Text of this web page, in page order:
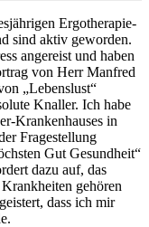
Ergotherapie-
sind aktiv geworden.
angereist und haben
von Herr Manfred
„Lebenslust“
Knaller. Ich habe
Krankenhauses in
Fragestellung
Gut Gesundheit“
dazu auf, das
gehören
dass ich mir